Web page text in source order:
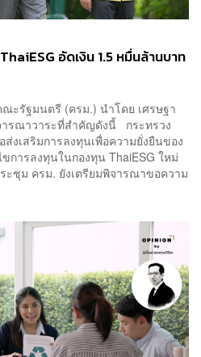
อัดเงิน 1.5 หมื่นล้านบาท
ะรัฐมนตรี (ครม.) นำโดย เศรษฐา
รณาวาระที่สำคัญดังนี้ กระทรวง
งเสริมการลงทุนเพื่อความยั่งยืนของ
การลงทุนในกองทุน ThaiESG ใหม่
ชุม ครม. ยังเตรียมพิจารณาขอความ